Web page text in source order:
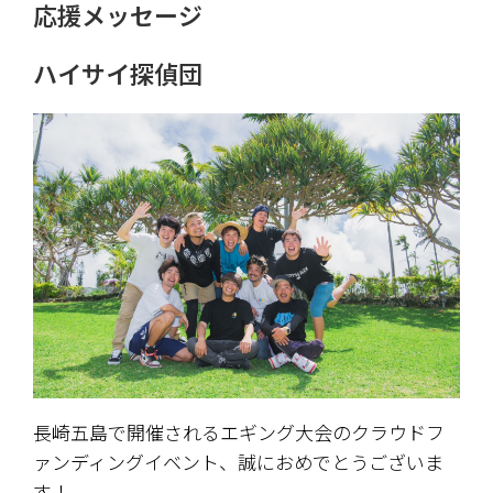
応援メッセージ
ハイサイ探偵団
長崎五島で開催されるエギング大会のクラウドフ
ァンディングイベント、誠におめでとうございま